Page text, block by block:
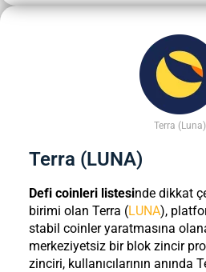
Terra (Luna)
Terra (LUNA)
Defi coinleri listesinde dikkat
birimi olan Terra (LUNA),
stabil coinler yaratmasına
merkeziyetsiz bir blok zincir
zinciri, kullanıcılarının anında